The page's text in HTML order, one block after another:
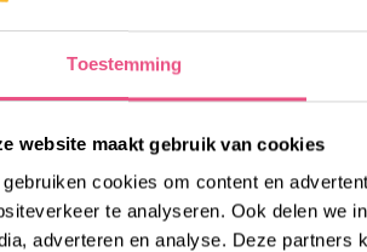
Toestemming
website maakt gebruik van cookies
gebruiken cookies om content en
te analyseren. Ook delen we
adverteren en analyse. Deze partners
wordt halen we er tijdelijk
ORO